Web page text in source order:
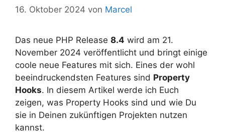
16. Oktober 2024 von Marcel
Das neue PHP Release 8.4 wird am 21.
November 2024 veröffentlicht und bringt einige
coole neue Features mit sich. Eines der wohl
beeindruckendsten Features sind Property
Hooks. In diesem Artikel werde ich Euch
zeigen, was Property Hooks sind und wie Du
sie in Deinen zukünftigen Projekten nutzen
kannst.